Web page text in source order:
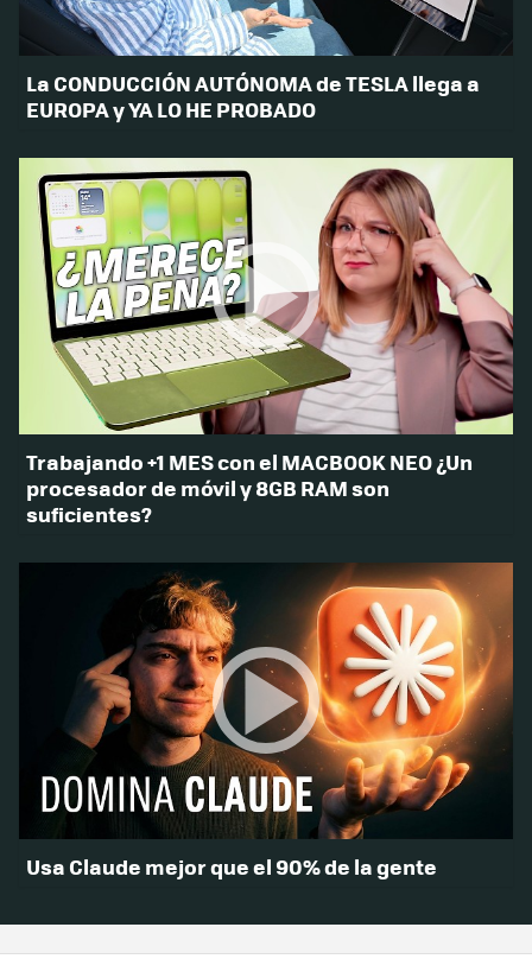
La CONDUCCIÓN AUTÓNOMA de TESLA llega a
EUROPA y YA LO HE PROBADO
Trabajando +1 MES con el MACBOOK NEO ¿Un
procesador de móvil y 8GB RAM son
suficientes?
Usa Claude mejor que el 90% de la gente